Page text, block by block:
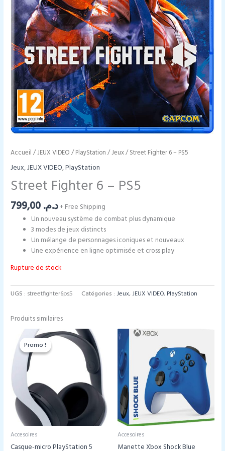
Accueil /JEUX VIDEO /PlayStation /Jeux/ Street Fighter 6 – PS5
Jeux,JEUX VIDEO,PlayStation
Street Fighter 6 – PS5
د.م.+ Free Shipping
Un nouveau système de combat plus dynamique
3 modes de jeux distincts
Un mélange de personnages iconiques et nouveaux
Une expérience en ligne optimisée et cross play
Rupture de stock
UGS : streetfighter6ps5 Catégories :Jeux,JEUX VIDEO, PlayStation
Produits similaires
Promo !
Promo !
Accesoires
Casque-micro PlayStation 5
Accesoires
Manette Xbox Shock Blue